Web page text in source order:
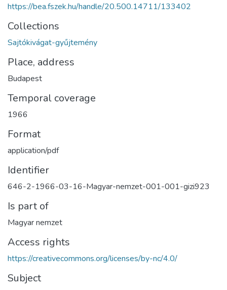
https://bea.fszek.hu/handle/20.500.14711/133402
Collections
Sajtókivágat-gyűjtemény
Place, address
Budapest
Temporal coverage
1966
Format
application/pdf
Identifier
646-2-1966-03-16-Magyar-nemzet-001-001-gizi923
Is part of
Magyar nemzet
Access rights
https://creativecommons.org/licenses/by-nc/4.0/
Subject